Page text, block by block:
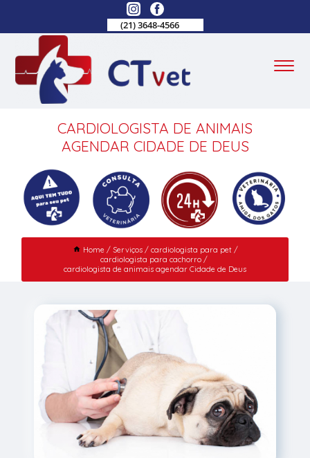
(21) 3648-4566
CARDIOLOGISTA DE ANIMAIS
AGENDAR CIDADE DE DEUS
Home Serviços
cardiologista para pet
cardiologista para cachorro
cardiologista de animais agendar Cidade de Deus